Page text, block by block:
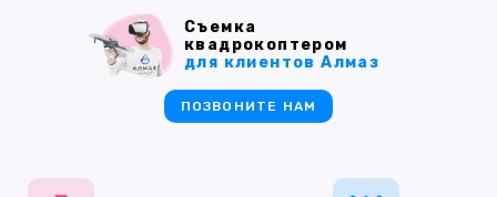
Съемка
квадрокоптером
для клиентов Алмаз
ПОЗВОНИТЕ НАМ